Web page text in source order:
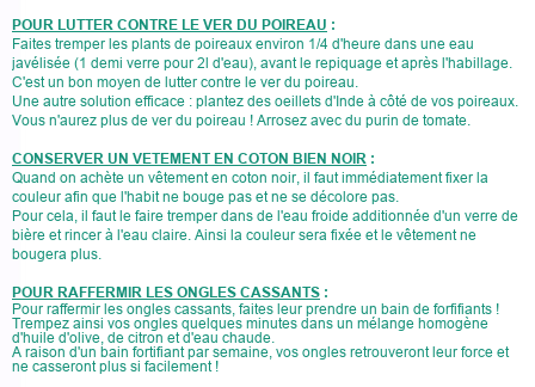
POUR LUTTER CONTRE LE VER DU POIREAU :
Faites tremper les plants de poireaux environ 1/4 d'heure dans une eau
javélisée (1 demi verre pour 2l d'eau), avant le repiquage et après l'habillage.
C'est un bon moyen de lutter contre le ver du poireau.
Une autre solution efficace : plantez des oeillets d'Inde à côté de vos poireaux.
Vous n'aurez plus de ver du poireau ! Arrosez avec du purin de tomate.
CONSERVER UN VETEMENT EN COTON BIEN NOIR :
Quand on achète un vêtement en coton noir, il faut immédiatement fixer la
couleur afin que l'habit ne bouge pas et ne se décolore pas.
Pour cela, il faut le faire tremper dans de l'eau froide additionnée d'un verre de
bière et rincer à l'eau claire. Ainsi la couleur sera fixée et le vêtement ne
bougera plus.
POUR RAFFERMIR LES ONGLES CASSANTS :
Pour raffermir les ongles cassants, faites leur prendre un bain de forfifiants !
Trempez ainsi vos ongles quelques minutes dans un mélange homogène
d'huile d'olive, de citron et d'eau chaude.
A raison d'un bain fortifiant par semaine, vos ongles retrouveront leur force et
ne casseront plus si facilement !